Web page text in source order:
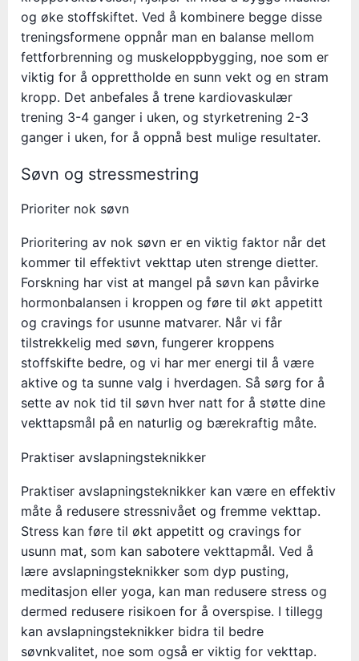
og øke stoffskiftet. Ved å kombinere begge disse
treningsformene oppnår man en balanse mellom
fettforbrenning og muskeloppbygging, noe som er
viktig for å opprettholde en sunn vekt og en stram
kropp. Det anbefales å trene kardiovaskulær
trening 3-4 ganger i uken, og styrketrening 2-3
ganger i uken, for å oppnå best mulige resultater.
Søvn og stressmestring
Prioriter nok søvn
Prioritering av nok søvn er en viktig faktor når det
kommer til effektivt vekttap uten strenge dietter.
Forskning har vist at mangel på søvn kan påvirke
hormonbalansen i kroppen og føre til økt appetitt
og cravings for usunne matvarer. Når vi får
tilstrekkelig med søvn, fungerer kroppens
stoffskifte bedre, og vi har mer energi til å være
aktive og ta sunne valg i hverdagen. Så sørg for å
sette av nok tid til søvn hver natt for å støtte dine
vekttapsmål på en naturlig og bærekraftig måte.
Praktiser avslapningsteknikker
Praktiser avslapningsteknikker kan være en effektiv
måte å redusere stressnivået og fremme vekttap.
Stress kan føre til økt appetitt og cravings for
usunn mat, som kan sabotere vekttapmål. Ved å
lære avslapningsteknikker som dyp pusting,
meditasjon eller yoga, kan man redusere stress og
dermed redusere risikoen for å overspise. I tillegg
kan avslapningsteknikker bidra til bedre
søvnkvalitet, noe som også er viktig for vekttap.